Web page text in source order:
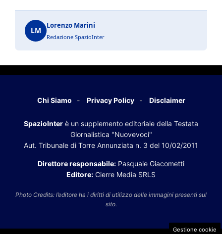
LM
Lorenzo Marini
Redazione SpazioInter
Chi Siamo Privacy Policy Disclaimer
SpazioInter è un supplemento editoriale della Testata
Giornalistica "Nuovevoci"
Aut. Tribunale di Torre Annunziata n. 3 del 10/02/2011
Direttore responsabile: Pasquale Giacometti
Editore: Cierre Media SRLS
Photo Credits: l’editore ha i diritti di utilizzo delle immagini presenti sul
sito.
Gestione cookie